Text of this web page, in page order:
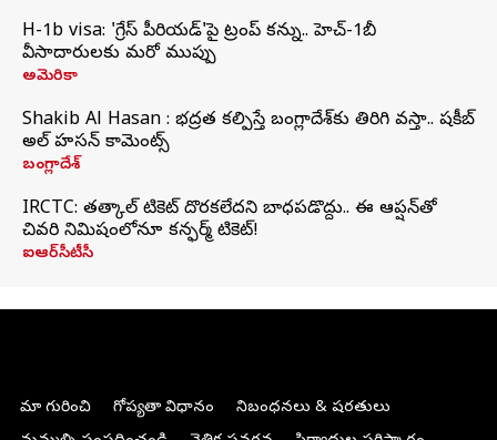
H-1b visa: 'గ్రేస్‌ పీరియడ్‌'పై ట్రంప్‌ కన్ను.. హెచ్‌-1బీ
వీసాదారులకు మరో ముప్పు
అమెరికా
Shakib Al Hasan : భద్రత కల్పిస్తే బంగ్లాదేశ్‌కు తిరిగి వస్తా.. షకీబ్
అల్ హసన్ కామెంట్స్
బంగ్లాదేశ్
IRCTC: తత్కాల్ టికెట్ దొరకలేదని బాధపడొద్దు.. ఈ ఆప్షన్‌తో
చివరి నిమిషంలోనూ కన్ఫర్మ్ టికెట్!
ఐఆర్‌సీటీసీ
మా గురించి గోప్యతా విధానం
నిబంధనలు & షరతులు